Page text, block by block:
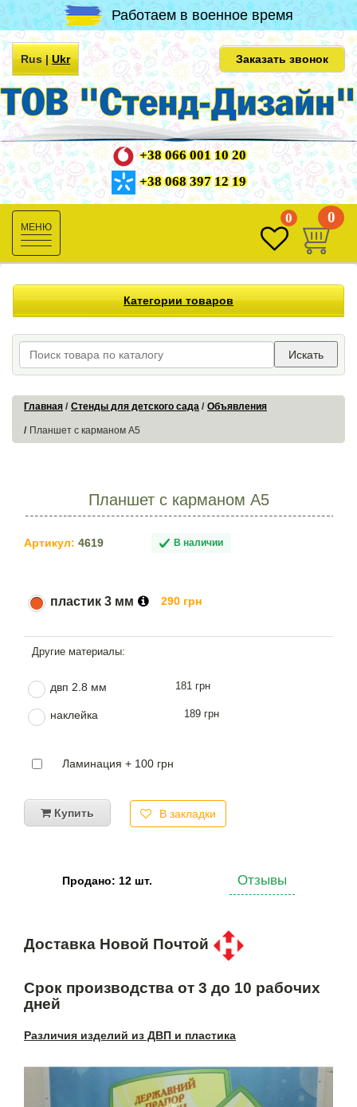
Работаем в военное время
Rus|Ukr Заказать звонок
+38 066 001 10 20
+38 068 397 12 19
Toggle
navigation
0 0
Категории товаров
Искать
Главная Стенды для детского сада Объявления
Планшет с карманом А5
Планшет с карманом А5
Артикул: 4619 В наличии
пластик 3 мм 290 грн
двп 2.8 мм 181 грн
наклейка 189 грн
Ламинация + 100 грн
Купить В закладки
Продано: 12 шт. Отзывы
Доставка Новой Почтой
Срок производства от 3 до 10 рабочих
дней
Различия изделий из ДВП и пластика